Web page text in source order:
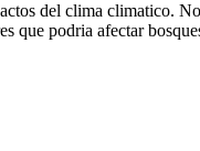
del clima climatico.
podria afectar